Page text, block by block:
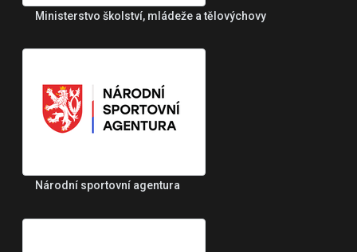
Ministerstvo školství, mládeže a tělovýchovy
Národní sportovní agentura